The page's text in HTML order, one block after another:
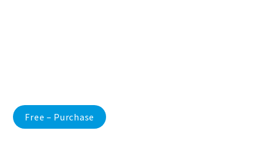
Free – Purchase